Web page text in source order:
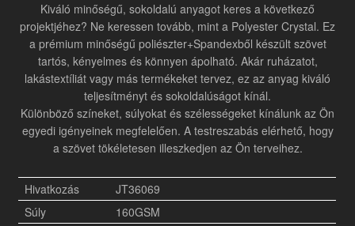
Kiváló minőségű, sokoldalú anyagot keres a következő
projektjéhez? Ne keressen tovább, mint a Polyester Crystal. Ez
a prémium minőségű poliészter+Spandexből készült szövet
tartós, kényelmes és könnyen ápolható. Akár ruházatot,
lakástextíliát vagy más termékeket tervez, ez az anyag kiváló
teljesítményt és sokoldalúságot kínál.
Különböző színeket, súlyokat és szélességeket kínálunk az Ön
egyedi igényeinek megfelelően. A testreszabás elérhető, hogy
a szövet tökéletesen illeszkedjen az Ön terveihez.
Hivatkozás
JT36069
Súly
160GSM